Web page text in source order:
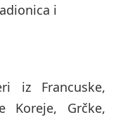
i
iz Francuske,
Koreje, Grčke,